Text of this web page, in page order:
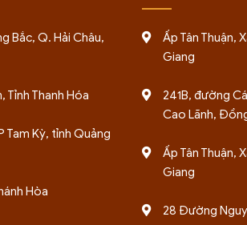
Bắc, Q. Hải Châu,
Tỉnh Thanh Hóa
Tam Kỳ, tỉnh Quảng
Hòa
Ấp Tân Thuận,
Giang
241B, đường
Cao Lãnh,
Ấp Tân Thuận,
Giang
28 Đường